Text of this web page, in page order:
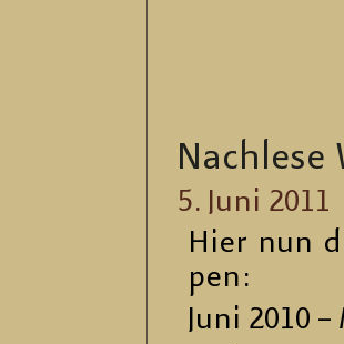
Nach­le­se
5. Juni 2011
Hier nun
pen:
Juni 2010